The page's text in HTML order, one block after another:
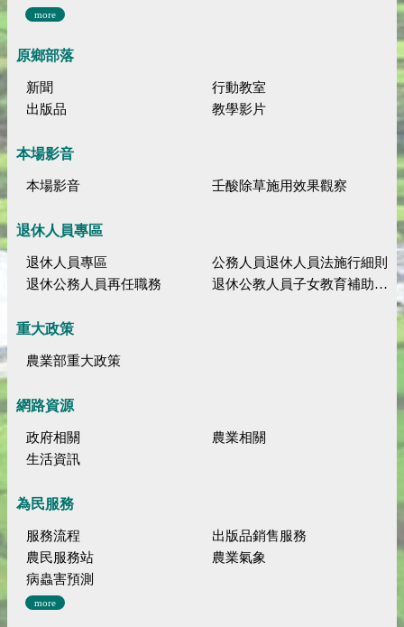
more
原鄉部落
新聞
行動教室
出版品
教學影片
本場影音
本場影音 壬酸除草施用效果觀察
退休人員專區
退休人員專區
公務人員退休人員法施行細則
退休公務人員再任職務
退休公教人員子女教育補助規定
重大政策
農業部重大政策
網路資源
政府相關
農業相關
生活資訊
為民服務
服務流程
出版品銷售服務
農民服務站
農業氣象
病蟲害預測
more